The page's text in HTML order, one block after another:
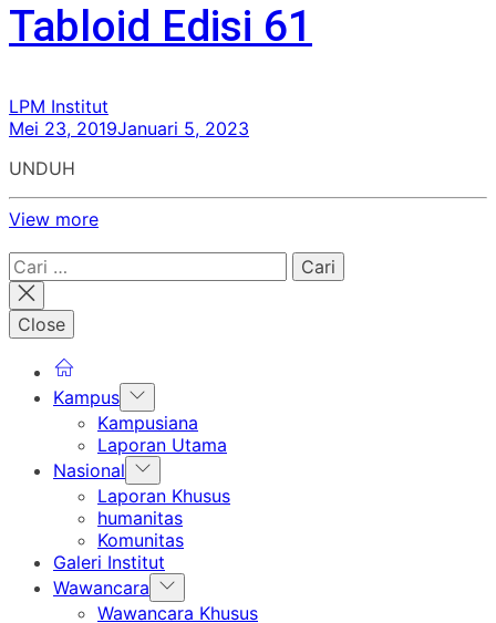
Tabloid Edisi 61
LPM Institut
Mei 23, 2019Januari 5, 2023
UNDUH
View more
Cari
untuk:
Close
Kampus Show
sub
menu
Kampusiana
Laporan Utama
Nasional Show
sub
menu
Laporan Khusus
humanitas
Komunitas
Galeri Institut
Wawancara Show
sub
Wawancara Khusus